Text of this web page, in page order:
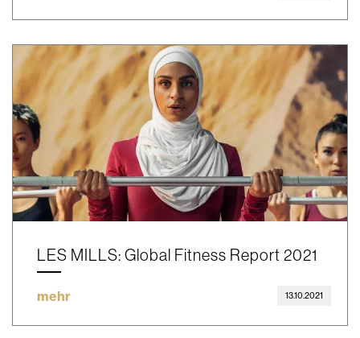
LES MILLS: Global Fitness Report 2021
mehr 13.10.2021